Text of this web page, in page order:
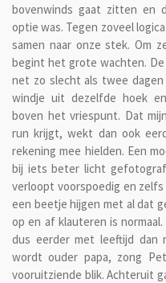
bovenwinds gaat zitten en
optie was. Tegen zoveel
samen naar onze stek. Om
begint het grote wachten.
net zo slecht als twee
windje uit dezelfde hoek
boven het vriespunt. Dat
run krijgt, wekt dan ook
rekening mee hielden. Een
bij iets beter licht
verloopt voorspoedig en
een beetje hijgen met al dat
op en af klauteren is
dus eerder met leeftijd dan
wordt ouder papa, zong
vooruitziende blik. Achteruit